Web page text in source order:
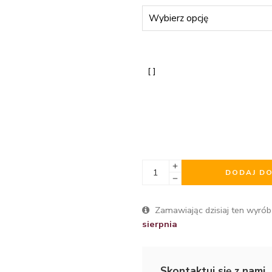
DODAJ
Zamawiając dzisiaj ten
sierpnia